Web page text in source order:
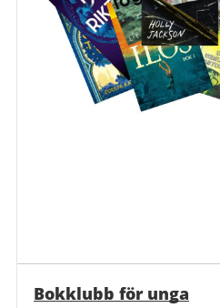
Bokklubb för unga